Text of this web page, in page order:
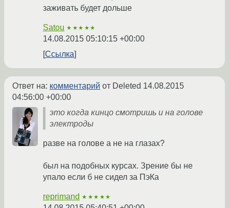
заживать будет дольше
Satou ★★★★★
14.08.2015 05:10:15 +00:00
Ссылка
Ответ на: комментарий от Deleted 14.08.2015
04:56:00 +00:00
это когда кинцо смотришь и на голове
электроды
разве на голове а не на глазах?
был на подобных курсах. Зрение бы не
упало если б не сидел за ПэКа
reprimand ★★★★★